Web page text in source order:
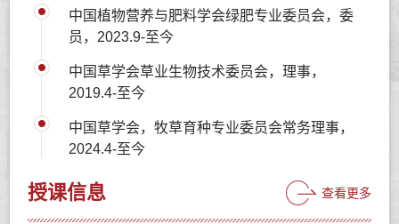
中国植物营养与肥料学会绿肥专业委员会，委
员，2023.9-至今
中国草学会草业生物技术委员会，理事，
2019.4-至今
中国草学会，牧草育种专业委员会常务理事，
2024.4-至今
授课信息 查看更多